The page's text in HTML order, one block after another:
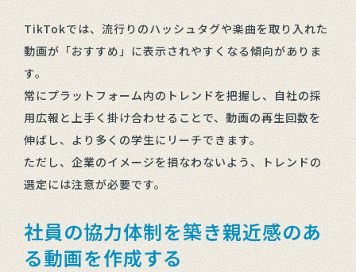
TikTokでは、流行りのハッシュタグや楽曲を取り入れた
動画が「おすすめ」に表示されやすくなる傾向がありま
す。
常にプラットフォーム内のトレンドを把握し、自社の採
用広報と上手く掛け合わせることで、動画の再生回数を
伸ばし、より多くの学生にリーチできます。
ただし、企業のイメージを損なわないよう、トレンドの
選定には注意が必要です。
社員の協力体制を築き親近感のあ
る動画を作成する